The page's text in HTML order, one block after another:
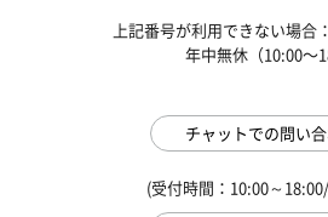
上記番号が利用できない場合
年中無休（10:00〜
チャットでの問い
(受付時間：10:00～